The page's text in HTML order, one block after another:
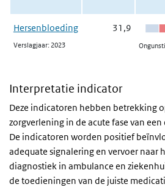
Hersenbloeding
Verslagjaar: 2023
31,9
Interpretatie indicator
Deze indicatoren hebben betrekking
zorgverlening in de acute fase van
De indicatoren worden positief
adequate signalering en vervoer naar
diagnostiek in ambulance en
de toedieningen van de juiste